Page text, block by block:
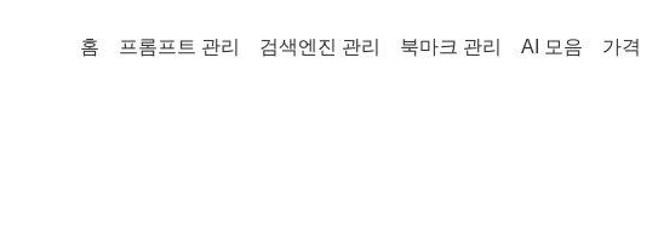
홈 프롬프트 관리 검색엔진 관리 북마크 관리 AI 모음 가격